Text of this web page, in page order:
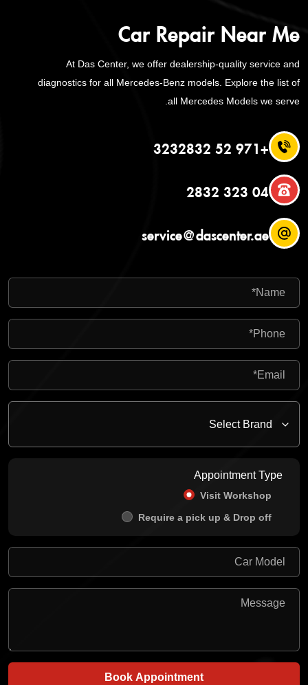
Car Repair Near Me
At Das Center, we offer dealership-quality service and
diagnostics for all Mercedes-Benz models. Explore the list of
all Mercedes Models we serve.
+971 52 3232832
04 323 2832
service@dascenter.ae
Appointment Type
Visit Workshop
Require a pick up & Drop off
Book Appointment